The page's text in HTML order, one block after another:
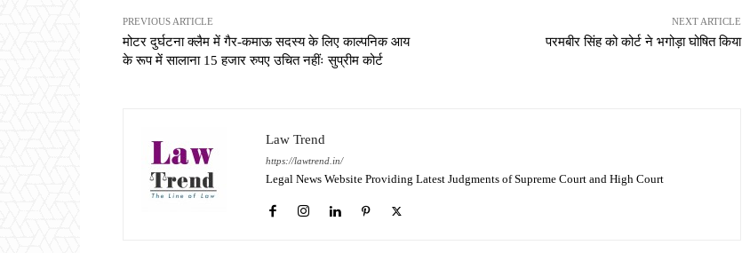
PREVIOUS ARTICLE
मोटर दुर्घटना क्लैम में गैर-कमाऊ सदस्य के लिए काल्पनिक आय
के रूप में सालाना 15 हजार रुपए उचित नहींः सुप्रीम कोर्ट
NEXT ARTICLE
परमबीर सिंह को कोर्ट ने भगोड़ा घोषित किया
Law Trend
https://lawtrend.in/
Legal News Website Providing Latest Judgments of Supreme Court and High Court